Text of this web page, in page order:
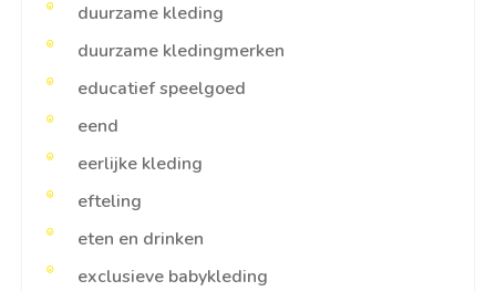
duurzame kleding
duurzame kledingmerken
educatief speelgoed
eend
eerlijke kleding
efteling
eten en drinken
exclusieve babykleding